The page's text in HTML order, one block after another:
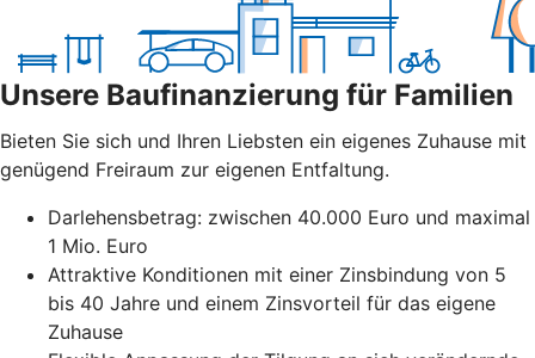
Unsere Baufinanzierung für Familien
Bieten Sie sich und Ihren Liebsten ein eigenes Zuhause mit
genügend Freiraum zur eigenen Entfaltung.
Darlehensbetrag: zwischen 40.000 Euro und maximal
1 Mio. Euro
Attraktive Konditionen mit einer Zinsbindung von 5
bis 40 Jahre und einem Zinsvorteil für das eigene
Zuhause